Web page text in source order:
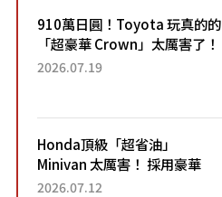
910萬日圓！Toyota 玩真的的
「超豪華 Crown」太厲害了！
採用由「匠人技藝」打造的
2026.07.19
Honda頂級「超省油」
Minivan 太厲害！ 採用豪華
「真皮座椅」與專屬「黑色內
2026.07.12